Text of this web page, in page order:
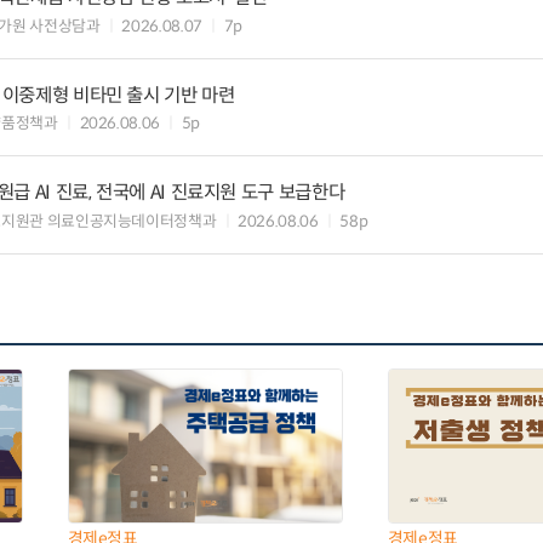
원 사전상담과 2026.08.07 7p
중제형 비타민 출시 기반 마련
정책과 2026.08.06 5p
급 AI 진료, 전국에 AI 진료지원 도구 보급한다
원관 의료인공지능데이터정책과 2026.08.06 58p